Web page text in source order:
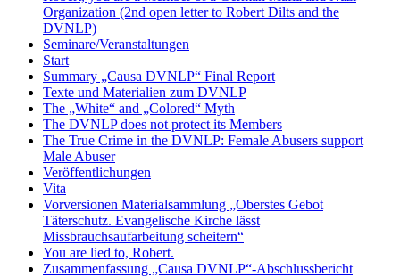
Organization (2nd open letter to Robert Dilts and the
DVNLP)
Seminare/Veranstaltungen
Start
Summary „Causa DVNLP“ Final Report
Texte und Materialien zum DVNLP
The „White“ and „Colored“ Myth
The DVNLP does not protect its Members
The True Crime in the DVNLP: Female Abusers support
Male Abuser
Veröffentlichungen
Vita
Vorversionen Materialsammlung „Oberstes Gebot
Täterschutz. Evangelische Kirche lässt
Missbrauchsaufarbeitung scheitern“
You are lied to, Robert.
Zusammenfassung „Causa DVNLP“-Abschlussbericht